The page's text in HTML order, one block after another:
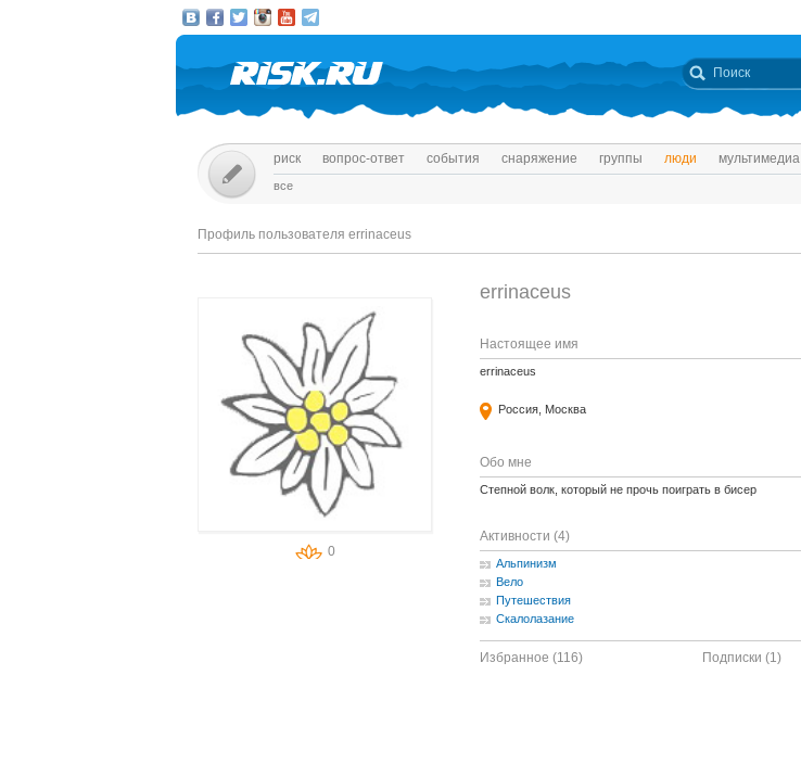
риск вопрос-ответ события снаряжение группы люди мультимедиа
все
Профиль пользователя errinaceus
0
errinaceus
Настоящее имя
errinaceus
Россия, Москва
Обо мне
Степной волк, который не прочь поиграть в бисер
Активности (4)
Альпинизм
Вело
Путешествия
Скалолазание
Избранное (116) Подписки (1)